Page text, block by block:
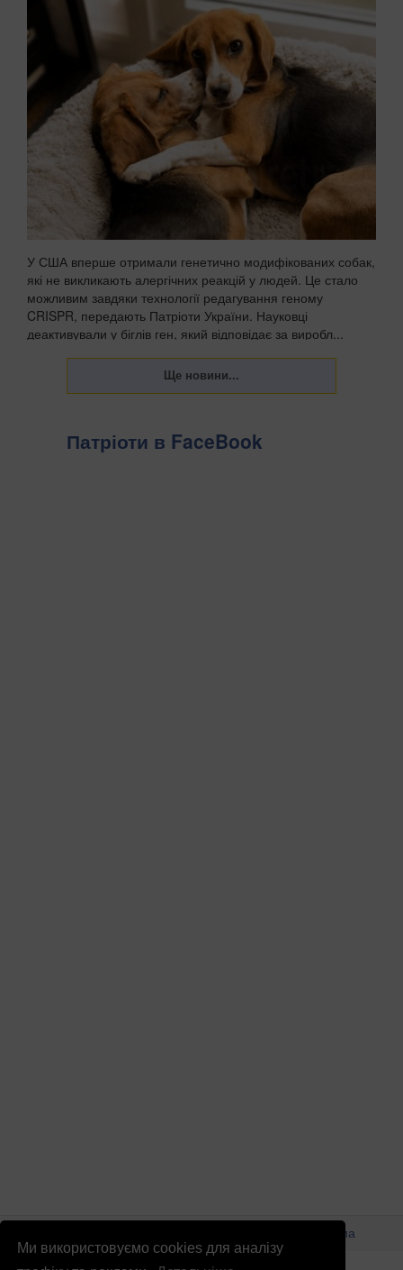
Ми використовуємо cookies для аналізу
У США вперше отримали генетично модифікованих собак,
які не викликають алергічних реакцій у людей. Це стало
можливим завдяки технології редагування геному
CRISPR, передають Патріоти України. Науковці
деактивували у біглів ген, який відповідає за виробл...
Патріоти в FaceBook
Реклама
info
patrioty.org.ua